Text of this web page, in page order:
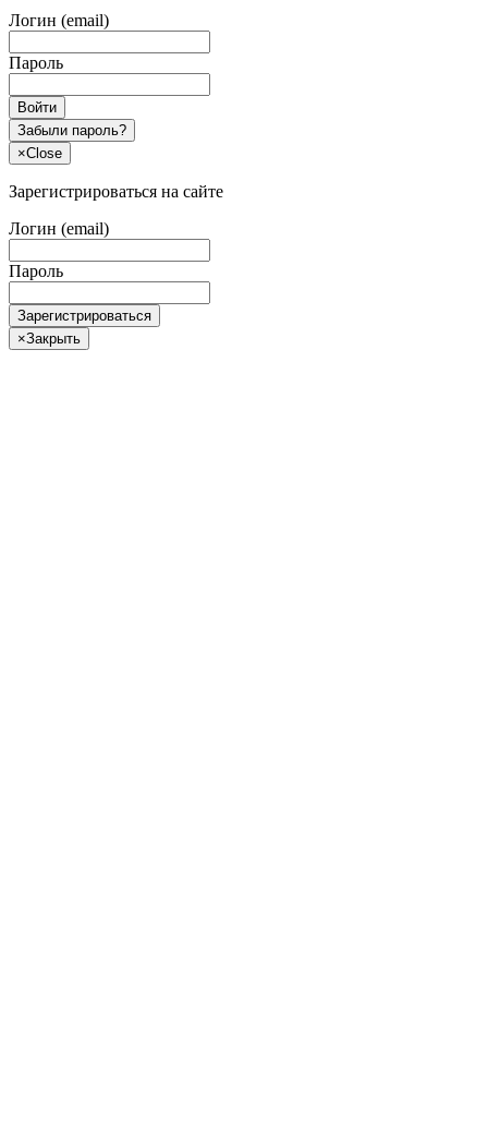
Логин (email)
Пароль
Войти
Забыли пароль?
×Close
Зарегистрироваться на сайте
Логин (email)
Пароль
Зарегистрироваться
×Закрыть